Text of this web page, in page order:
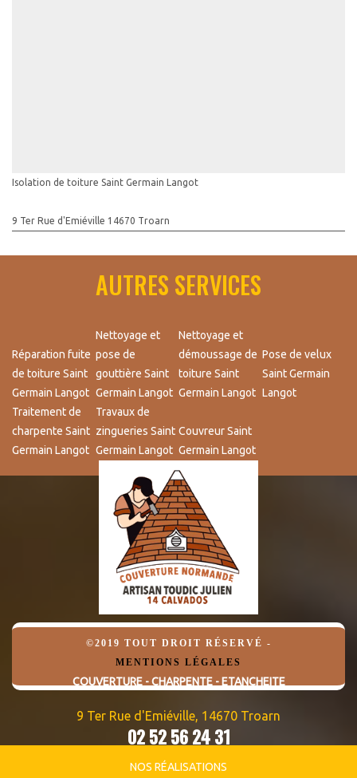
NOS RÉALISATIONS
Isolation de toiture Saint Germain Langot
9 Ter Rue d'Emiéville 14670 Troarn
AUTRES SERVICES
Réparation fuite
de toiture Saint
Germain Langot
Nettoyage et
pose de
gouttière Saint
Germain Langot
Nettoyage et
démoussage de
toiture Saint
Germain Langot
Pose de velux
Saint Germain
Langot
Traitement de
charpente Saint
Germain Langot
Travaux de
zingueries Saint
Germain Langot
Couvreur Saint
Germain Langot
©2019 TOUT DROIT RÉSERVÉ -
MENTIONS LÉGALES
COUVERTURE - CHARPENTE - ETANCHEITE
9 Ter Rue d'Emiéville, 14670 Troarn
02 52 56 24 31
06 82 95 09 32